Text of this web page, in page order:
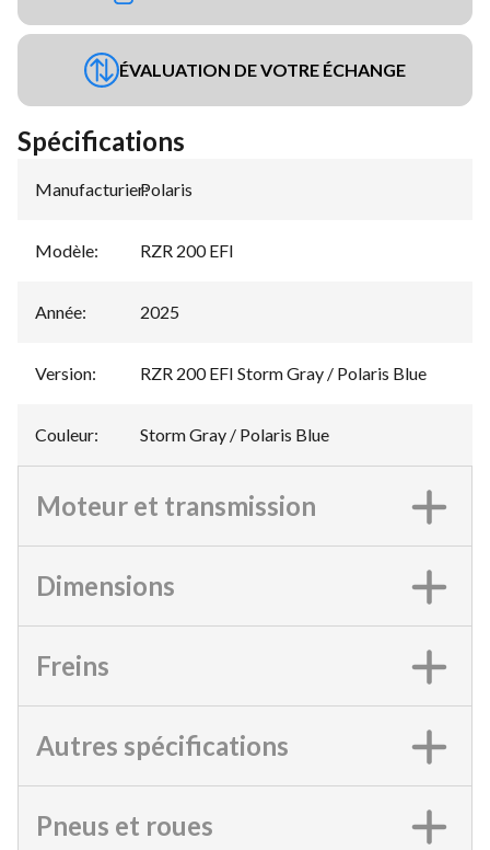
ÉVALUATION DE VOTRE ÉCHANGE
Spécifications
Manufacturier:
Polaris
Modèle: RZR 200 EFI
Année: 2025
Version: RZR 200 EFI Storm Gray / Polaris Blue
Couleur: Storm Gray / Polaris Blue
Moteur et transmission
Dimensions
Freins
Autres spécifications
Pneus et roues